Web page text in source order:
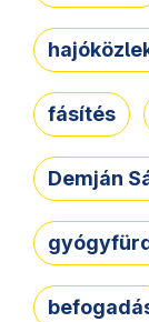
fásítés
Demján